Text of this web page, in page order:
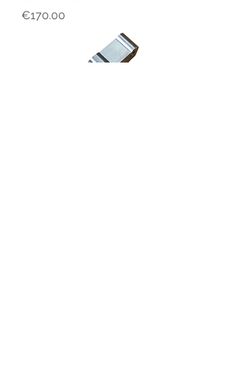
Price
€170.00